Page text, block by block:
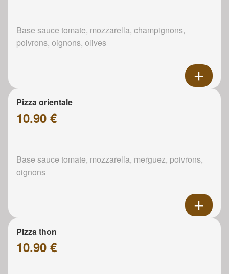
Base sauce tomate, mozzarella, champignons,
poivrons, oignons, olives
Pizza orientale
10.90 €
Base sauce tomate, mozzarella, merguez, poivrons,
oignons
Pizza thon
10.90 €